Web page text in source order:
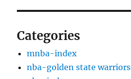
Categories
mnba-index
nba-golden state warriors